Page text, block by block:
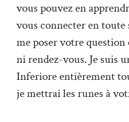
vous pouvez en
vous connecter en
me poser votre question
ni rendez-vous. Je suis
Inferiore entièrement
je mettrai les runes à